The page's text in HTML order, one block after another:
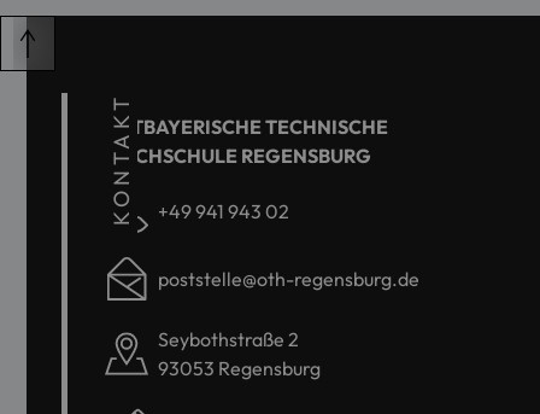
KONTAKT
OSTBAYERISCHE TECHNISCHE
HOCHSCHULE REGENSBURG
+49 941 943 02
poststelle@oth-regensburg.de
Seybothstraße 2
93053 Regensburg